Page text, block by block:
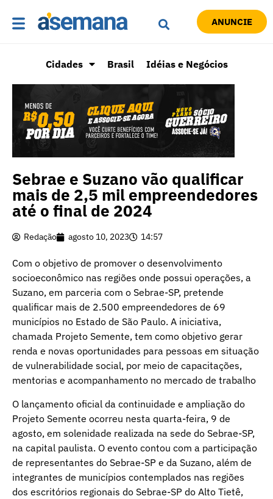
ANUNCIE
Cidades Brasil Idéias e Negócios
Sebrae e Suzano vão qualificar
mais de 2,5 mil empreendedores
até o final de 2024
Redação agosto 10, 2023 14:57
Com o objetivo de promover o desenvolvimento
socioeconômico nas regiões onde possui operações, a
Suzano, em parceria com o Sebrae-SP, pretende
qualificar mais de 2.500 empreendedores de 69
municípios no Estado de São Paulo. A iniciativa,
chamada Projeto Semente, tem como objetivo gerar
renda e novas oportunidades para pessoas em situação
de vulnerabilidade social, por meio de capacitações,
mentorias e acompanhamento no mercado de trabalho
O lançamento oficial da continuidade e ampliação do
Projeto Semente ocorreu nesta quarta-feira, 9 de
agosto, em solenidade realizada na sede do Sebrae-SP,
na capital paulista. O evento contou com a participação
de representantes do Sebrae-SP e da Suzano, além de
integrantes de municípios contemplados nas regiões
dos escritórios regionais do Sebrae-SP do Alto Tietê,